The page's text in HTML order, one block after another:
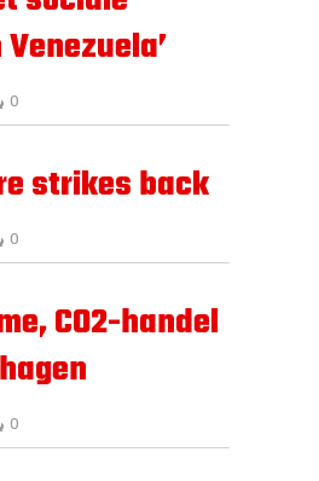
0
strikes back
0
CO2-handel
0